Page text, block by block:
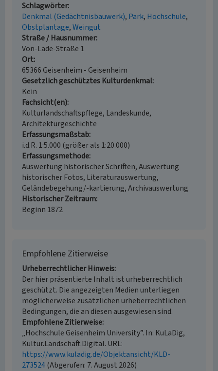
Schlagwörter
Denkmal (Gedächtnisbauwerk) Park Hochschule
Obstplantage Weingut
Straße / Hausnummer
Von-Lade-Straße 1
Ort
65366 Geisenheim - Geisenheim
Gesetzlich geschütztes Kulturdenkmal
Kein
Fachsicht(en)
Kulturlandschaftspflege, Landeskunde,
Architekturgeschichte
Erfassungsmaßstab
i.d.R. 1:5.000 (größer als 1:20.000)
Erfassungsmethode
Auswertung historischer Schriften, Auswertung
historischer Fotos, Literaturauswertung,
Geländebegehung/-kartierung, Archivauswertung
Historischer Zeitraum
Beginn 1872
Empfohlene Zitierweise
Urheberrechtlicher Hinweis
Der hier präsentierte Inhalt ist urheberrechtlich
geschützt. Die angezeigten Medien unterliegen
möglicherweise zusätzlichen urheberrechtlichen
Bedingungen, die an diesen ausgewiesen sind.
Empfohlene Zitierweise
„Hochschule Geisenheim University”. In: KuLaDig,
Kultur.Landschaft.Digital. URL:
https://www.kuladig.de/Objektansicht/KLD-
273524(Abgerufen: 7. August 2026)